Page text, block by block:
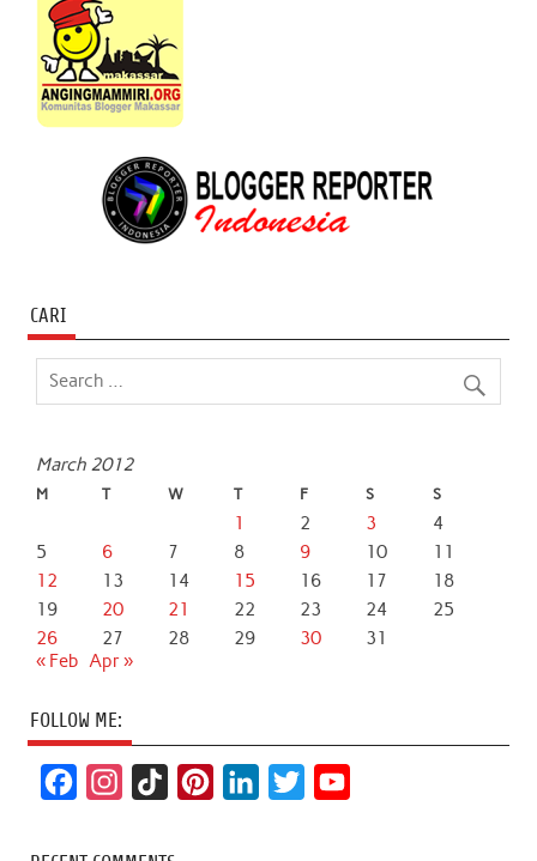
CARI
March 2012
M T W T F S S
1 2 3
4
5
6 7 8 9 10
11
12
13 14 15 16 17
18
19
20 21 22 23 24
25
26
27 28 29 30
31
« Feb Apr »
FOLLOW ME:
c
s
k